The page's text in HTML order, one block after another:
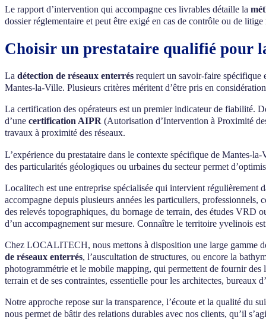
Le rapport d’intervention qui accompagne ces livrables détaille la
dossier réglementaire et peut être exigé en cas de contrôle ou de
Choisir un prestataire qualifié pour
La détection de réseaux enterrés requiert un savoir-faire spécifique
Mantes-la-Ville. Plusieurs critères méritent d’être pris en
La certification des opérateurs est un premier indicateur de fiabilité.
d’une certification AIPR (Autorisation d’Intervention à Proximité
travaux à proximité des réseaux.
L’expérience du prestataire dans le contexte spécifique de Mantes-
des particularités géologiques ou urbaines du secteur permet
Localitech est une entreprise spécialisée qui intervient régulièrement
accompagne depuis plusieurs années les particuliers, professionnels,
des relevés topographiques, du bornage de terrain, des études
d’un accompagnement sur mesure. Connaître le territoire yvelinois
Chez LOCALITECH, nous mettons à disposition une large gamme
de réseaux enterrés, l’auscultation de structures, ou encore la
photogrammétrie et le mobile mapping, qui permettent de fournir
terrain et de ses contraintes, essentielle pour les architectes, bureaux
Notre approche repose sur la transparence, l’écoute et la qualité du
nous permet de bâtir des relations durables avec nos clients, qu’il